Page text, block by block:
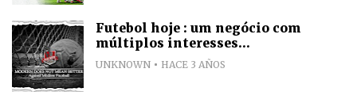
Futebol hoje : um negócio com
múltiplos interesses...
UNKNOWN HACE 3 AÑOS